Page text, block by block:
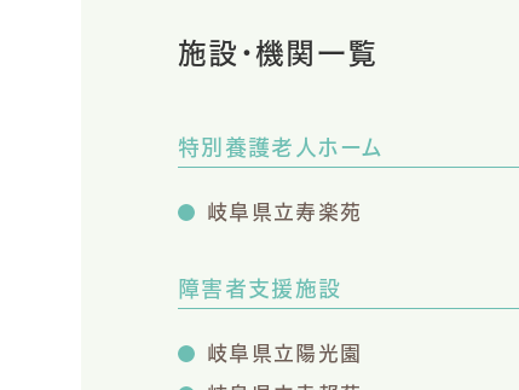
施設・機関一覧
特別養護老人ホーム
岐阜県立寿楽苑
障害者支援施設
岐阜県立陽光園